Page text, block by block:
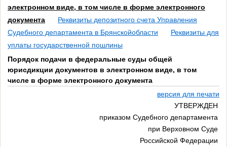
электронном виде, в том числе в форме электронного
документа
Реквизиты депозитного счета Управления
Судебного департамента в Брянскойобласти
Реквизиты для
уплаты государственной пошлины
Порядок подачи в федеральные суды общей
юрисдикции документов в электронном виде, в том
числе в форме электронного документа
версия для печати
УТВЕРЖДЕН
приказом Судебного департамента
при Верховном Суде
Российской Федерации